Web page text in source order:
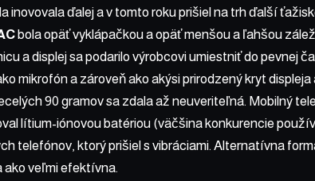
inovovala ďalej a v tomto roku prišiel na trh ďalší
bola opäť vyklápačkou a opäť menšou a ľahšou
a displej sa podarilo výrobcovi umiestniť do pevnej
mikrofón a zároveň ako akýsi prirodzený kryt
90 gramov sa zdala až neuveriteľná. Mobilný
lítium-iónovou batériou (väčšina konkurencie
telefónov, ktorý prišiel s vibráciami. Alternatívna
ako veľmi efektívna.